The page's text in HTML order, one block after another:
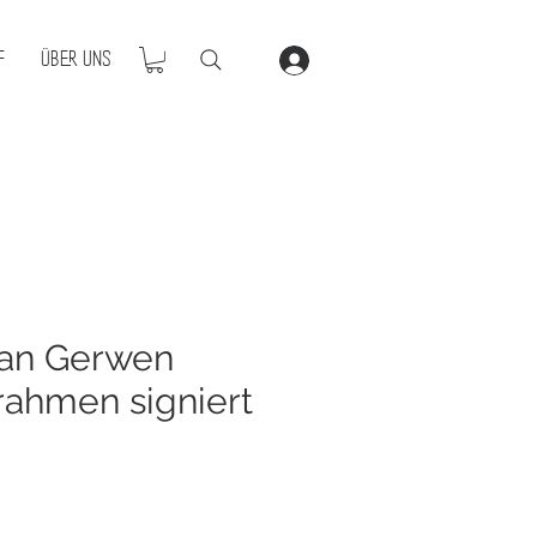
Über Uns
Gerwen
signiert